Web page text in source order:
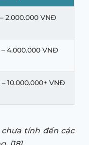
2.000.000 VNĐ
4.000.000 VNĐ
10.000.000+ VNĐ
tính đến các